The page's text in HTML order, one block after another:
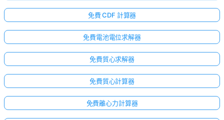
免費 CDF 計算器
免費電池電位求解器
免費質心求解器
免費質心計算器
免費離心力計算器